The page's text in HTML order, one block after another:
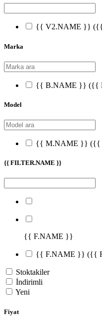
{{ V2.NAME }}
Marka
{{ B.NAME }} ({{
Model
{{ M.NAME }} ({{
{{ FILTER.NAME }}
{{ F.NAME }}
{{ F.NAME }} ({{
Stoktakiler
İndirimli
Yeni
Fiyat